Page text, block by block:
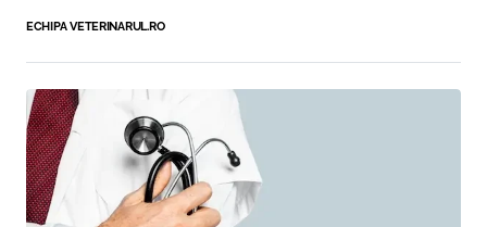
ECHIPA VETERINARUL.RO